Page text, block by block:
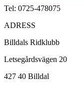
Tel: 0725-478075
ADRESS
Billdals Ridklubb
Letsegårdsvägen 20
427 40 Billdal